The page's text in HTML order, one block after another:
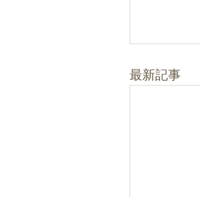
最新記事